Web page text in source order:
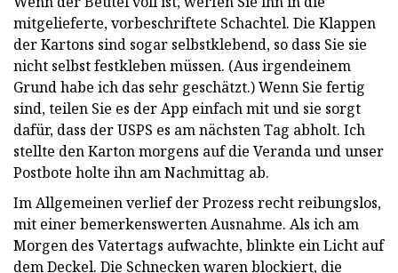
mitgelieferte, vorbeschriftete Schachtel. Die Klappen
der Kartons sind sogar selbstklebend, so dass Sie sie
nicht selbst festkleben müssen. (Aus irgendeinem
Grund habe ich das sehr geschätzt.) Wenn Sie fertig
sind, teilen Sie es der App einfach mit und sie sorgt
dafür, dass der USPS es am nächsten Tag abholt. Ich
stellte den Karton morgens auf die Veranda und unser
Postbote holte ihn am Nachmittag ab.
Im Allgemeinen verlief der Prozess recht reibungslos,
mit einer bemerkenswerten Ausnahme. Als ich am
Morgen des Vatertags aufwachte, blinkte ein Licht auf
dem Deckel. Die Schnecken waren blockiert, die